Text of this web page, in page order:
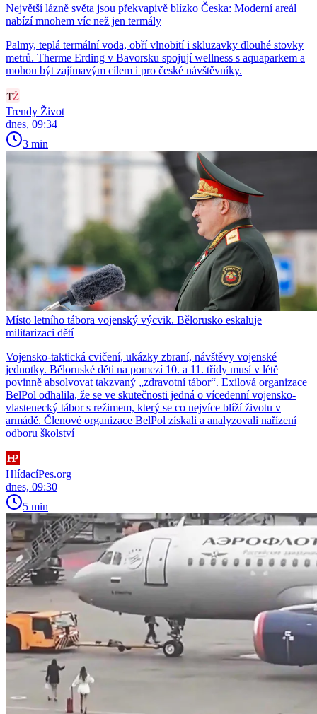
Největší lázně světa jsou překvapivě blízko Česka: Moderní areál
nabízí mnohem víc než jen termály
Palmy, teplá termální voda, obří vlnobití i skluzavky dlouhé stovky
metrů. Therme Erding v Bavorsku spojují wellness s aquaparkem a
mohou být zajímavým cílem i pro české návštěvníky.
Trendy Život
dnes, 09:34
3 min
Místo letního tábora vojenský výcvik. Bělorusko eskaluje
militarizaci dětí
Vojensko-taktická cvičení, ukázky zbraní, návštěvy vojenské
jednotky. Běloruské děti na pomezí 10. a 11. třídy musí v létě
povinně absolvovat takzvaný „zdravotní tábor“. Exilová organizace
BelPol odhalila, že se ve skutečnosti jedná o vícedenní vojensko-
vlastenecký tábor s režimem, který se co nejvíce blíží životu v
armádě. Členové organizace BelPol získali a analyzovali nařízení
odboru školství
HlídacíPes.org
dnes, 09:30
5 min